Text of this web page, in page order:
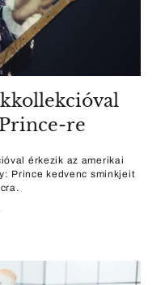
re
érkezik az amerikai
Prince kedvenc sminkjeit